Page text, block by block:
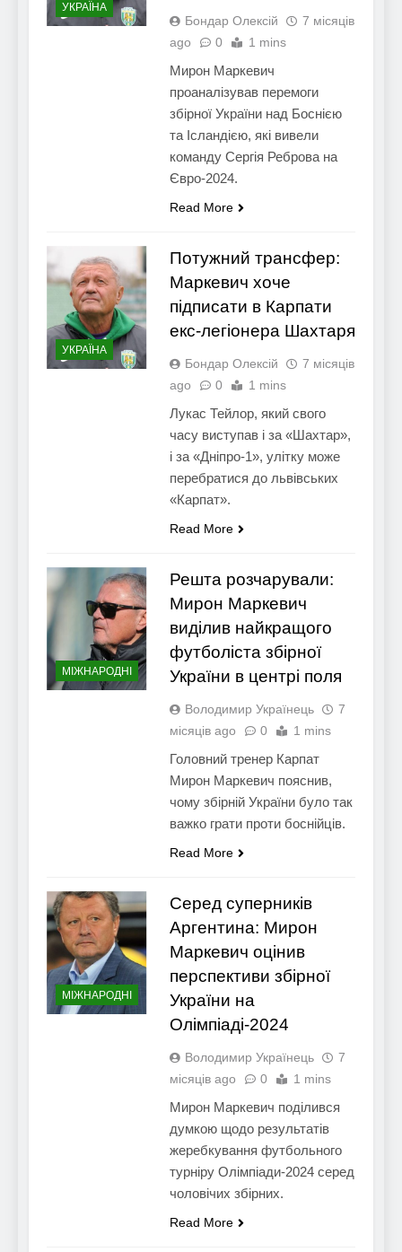
УКРАЇНА
Бондар Олексій
7 місяців
ago
0 1 mins
Мирон Маркевич
проаналізував перемоги
збірної України над Боснією
та Ісландією, які вивели
команду Сергія Реброва на
Євро-2024.
Read More
УКРАЇНА
Потужний трансфер:
Маркевич хоче
підписати в Карпати
екс-легіонера Шахтаря
Бондар Олексій
7 місяців
ago
0 1 mins
Лукас Тейлор, який свого
часу виступав і за «Шахтар»,
і за «Дніпро-1», улітку може
перебратися до львівських
«Карпат».
Read More
МІЖНАРОДНІ
Решта розчарували:
Мирон Маркевич
виділив найкращого
футболіста збірної
України в центрі поля
Володимир Українець
7
місяців ago
0 1 mins
Головний тренер Карпат
Мирон Маркевич пояснив,
чому збірній України було так
важко грати проти боснійців.
Read More
МІЖНАРОДНІ
Серед суперників
Аргентина: Мирон
Маркевич оцінив
перспективи збірної
України на
Олімпіаді-2024
Володимир Українець
7
місяців ago
0 1 mins
Мирон Маркевич поділився
думкою щодо результатів
жеребкування футбольного
турніру Олімпіади-2024 серед
чоловічих збірних.
Read More